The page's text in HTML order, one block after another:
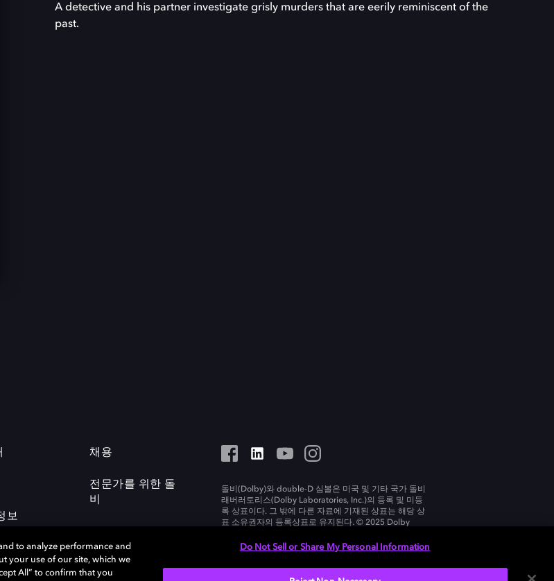
A detective and his partner investigate grisly murders that are eerily reminiscent of the
past.
보
채용
전문가를 위한 돌
비
돌비(Dolby)와 double-D 심볼은 미국 및 기타 국가 돌비
래버러토리스(Dolby Laboratories, Inc.)의 등록 및 미등
록 상표이다. 그 밖에 다른 자료에 기재된 상표는 해당 상
표 소유권자의 등록상표로 유지된다. © 2025 Dolby
to analyze performance and
your use of our site, which we
All” to confirm that you
Do Not Sell or Share My Personal Information